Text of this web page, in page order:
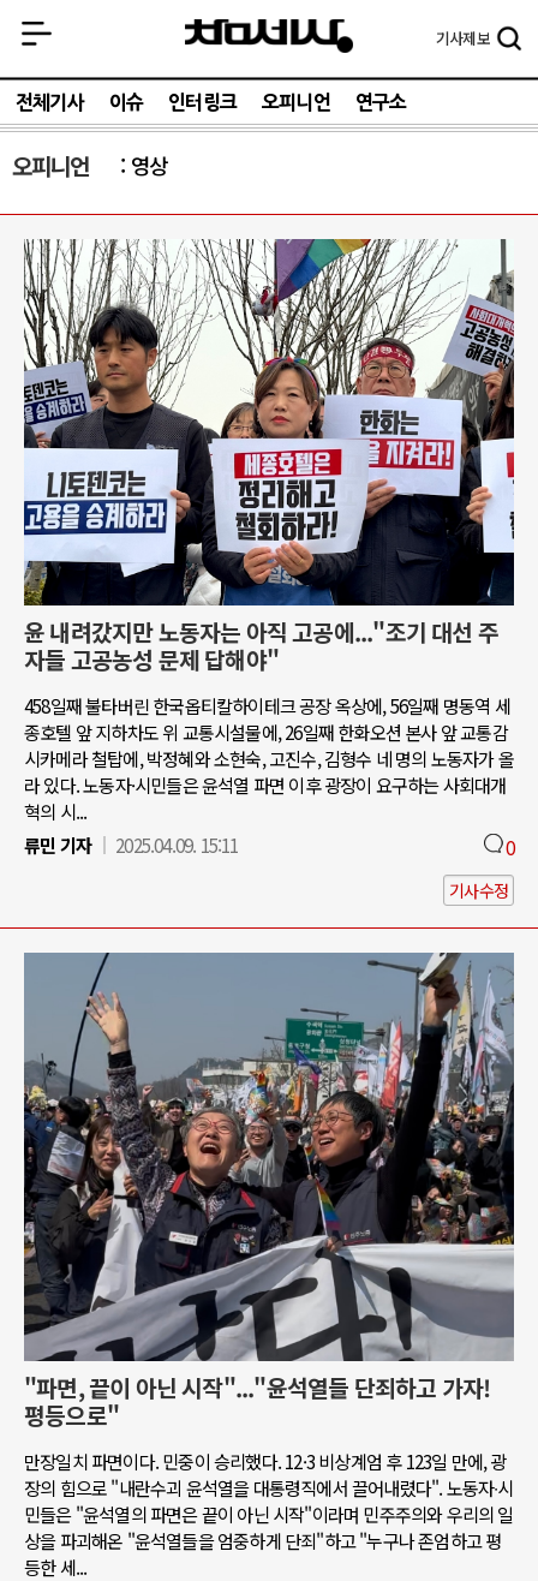
기사제보
전체기사 이슈 인터링크 오피니언 연구소
오피니언 영상
윤 내려갔지만 노동자는 아직 고공에..."조기 대선 주
자들 고공농성 문제 답해야"
458일째 불타버린 한국옵티칼하이테크 공장 옥상에, 56일째 명동역 세
종호텔 앞 지하차도 위 교통시설물에, 26일째 한화오션 본사 앞 교통감
시카메라 철탑에, 박정혜와 소현숙, 고진수, 김형수 네 명의 노동자가 올
라 있다. 노동자·시민들은 윤석열 파면 이후 광장이 요구하는 사회대개
혁의 시...
류민 기자
2025.04.09. 15:11 0
기사수정
"파면, 끝이 아닌 시작"..."윤석열들 단죄하고 가자!
평등으로"
만장일치 파면이다. 민중이 승리했다. 12·3 비상계엄 후 123일 만에, 광
장의 힘으로 "내란수괴 윤석열을 대통령직에서 끌어내렸다". 노동자∙시
민들은 "윤석열의 파면은 끝이 아닌 시작"이라며 민주주의와 우리의 일
상을 파괴해온 "윤석열들을 엄중하게 단죄"하고 "누구나 존엄하고 평
등한 세...